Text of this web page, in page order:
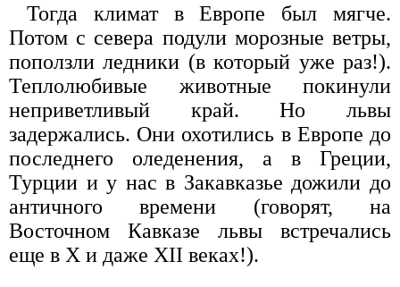
Тогда климат в Европе был мягче.
Потом с севера подули морозные ветры,
поползли ледники (в который уже раз!).
Теплолюбивые животные покинули
неприветливый край. Но львы
задержались. Они охотились в Европе до
последнего оледенения, а в Греции,
Турции и у нас в Закавказье дожили до
античного времени (говорят, на
Восточном Кавказе львы встречались
еще в X и даже XII веках!).